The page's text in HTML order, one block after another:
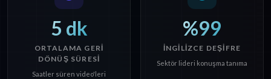
5 dk
ORTALAMA GERI
DÖNÜŞ SÜRESI
Saatler süren video'leri
%99
İNGILIZCE DEŞIFRE
Sektör lideri konuşma tanıma